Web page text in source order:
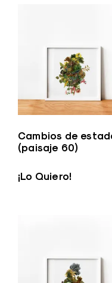
Cambios de
(paisaje 60)
¡Lo Quiero!